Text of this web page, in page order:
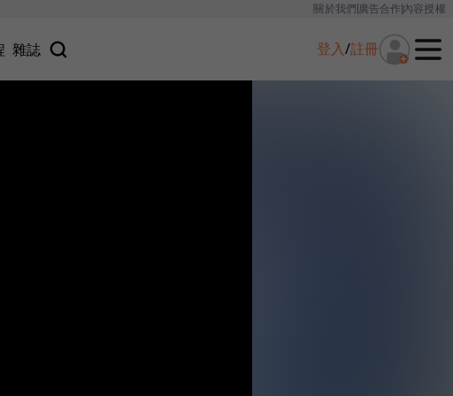
關於我們廣告合作內容授權
雜誌 登入/註冊